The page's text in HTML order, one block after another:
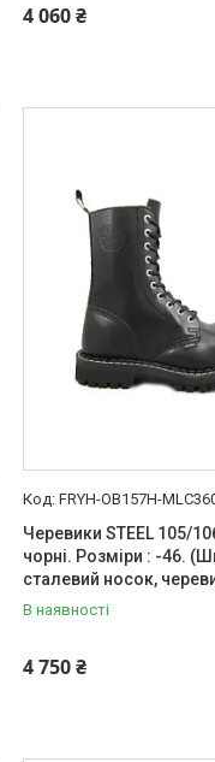
4 060 ₴
FRYH-OB157H-
Черевики STEEL 105/
чорні. Розміри : -46.
сталевий носок,
В наявності
4 750 ₴